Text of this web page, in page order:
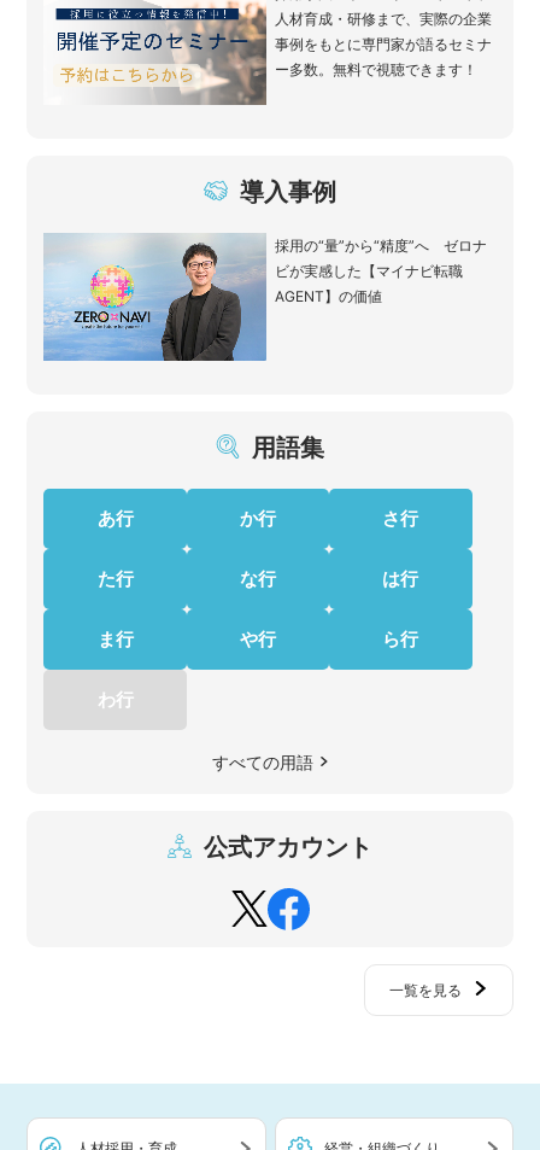
人材育成・研修まで、実際の企業
事例をもとに専門家が語るセミナ
ー多数。無料で視聴できます！
導入事例
採用の“量”から“精度”へ ゼロナ
ビが実感した【マイナビ転職
AGENT】の価値
用語集
あ行 か行 さ行
た行 な行 は行
ま行 や行 ら行
わ行
すべての用語
公式アカウント
一覧を見る